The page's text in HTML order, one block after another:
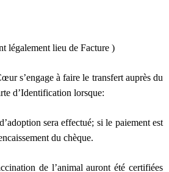
légalement lieu de Facture )
s’engage à faire le transfert auprès du
d’Identification lorsque:
sera effectué; si le paiement est
du chèque.
de l’animal auront été certifiées